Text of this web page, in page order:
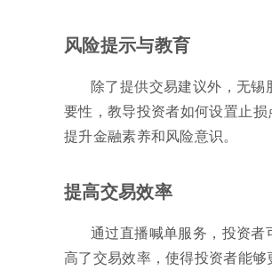
风险提示与教育
除了提供交易建议外，无
要性，教导投资者如何设置止
提升金融素养和风险意识。
提高交易效率
通过直播喊单服务，投资
高了交易效率，使得投资者能够